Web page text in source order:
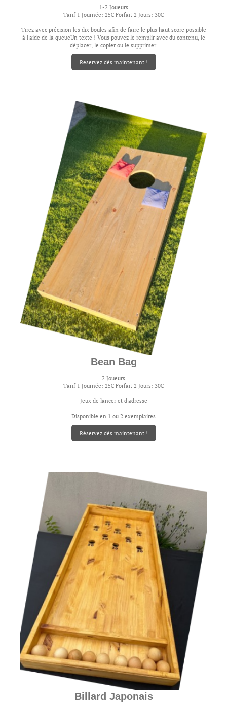
1-2 Joueurs
Tarif 1 Journée: 25€ Forfait 2 Jours: 30€
Tirez avec précision les dix boules afin de faire le plus haut score possible
à l'aide de la queueUn texte ! Vous pouvez le remplir avec du contenu, le
déplacer, le copier ou le supprimer.
Reservez dès maintenant !
Bean Bag
2 Joueurs
Tarif 1 Journée: 25€ Forfait 2 Jours: 30€
Jeux de lancer et d'adresse
Disponible en 1 ou 2 exemplaires
Réservez dès maintenant !
Billard Japonais